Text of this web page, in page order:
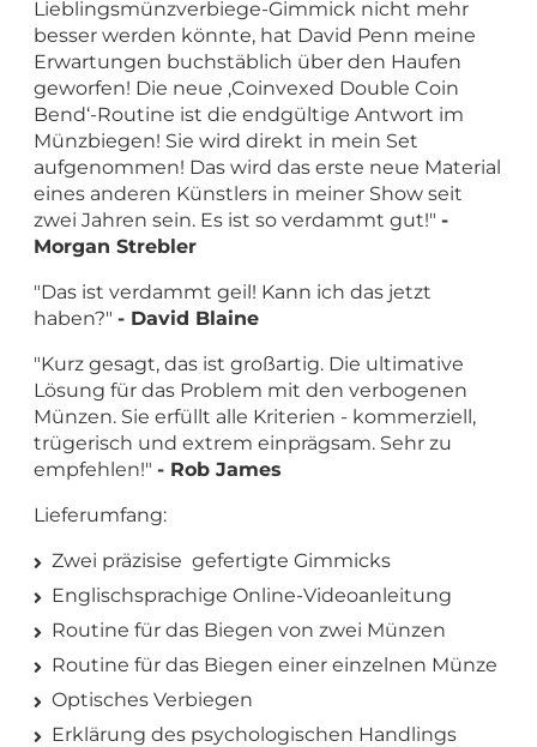
Lieblingsmünzverbiege-Gimmick nicht mehr
besser werden könnte, hat David Penn meine
Erwartungen buchstäblich über den Haufen
geworfen! Die neue ‚Coinvexed Double Coin
Bend‘-Routine ist die endgültige Antwort im
Münzbiegen! Sie wird direkt in mein Set
aufgenommen! Das wird das erste neue Material
eines anderen Künstlers in meiner Show seit
zwei Jahren sein. Es ist so verdammt gut!" -
Morgan Strebler
"Das ist verdammt geil! Kann ich das jetzt
haben?" - David Blaine
"Kurz gesagt, das ist großartig. Die ultimative
Lösung für das Problem mit den verbogenen
Münzen. Sie erfüllt alle Kriterien - kommerziell,
trügerisch und extrem einprägsam. Sehr zu
empfehlen!" - Rob James
Lieferumfang:
Zwei präzisise gefertigte Gimmicks
Englischsprachige Online-Videoanleitung
Routine für das Biegen von zwei Münzen
Routine für das Biegen einer einzelnen Münze
Optisches Verbiegen
Erklärung des psychologischen Handlings